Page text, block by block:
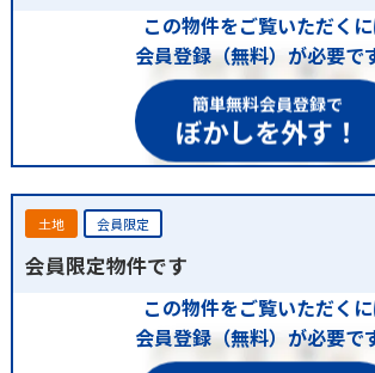
この物件をご覧いただく
会員登録（無料）が必要で
簡単無料会員登録で
ぼかしを外す！
土地 会員限定
会員限定物件です
この物件をご覧いただく
会員登録（無料）が必要で